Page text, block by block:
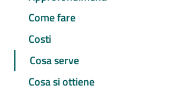
Come fare
Costi
Cosa serve
Cosa si ottiene